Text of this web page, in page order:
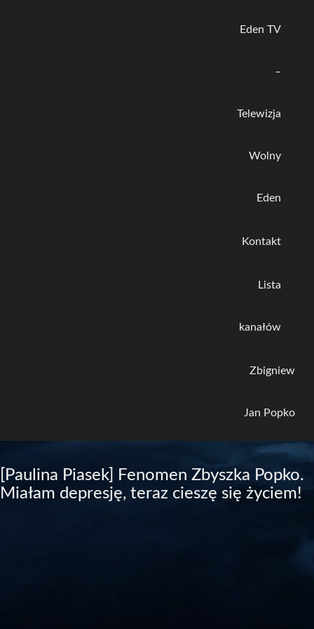
Eden TV
–
Telewizja
Wolny
Eden
Kontakt
Lista
kanałów
Zbigniew
Jan Popko
[Paulina Piasek] Fenomen Zbyszka Popko.
Miałam depresję, teraz cieszę się życiem!